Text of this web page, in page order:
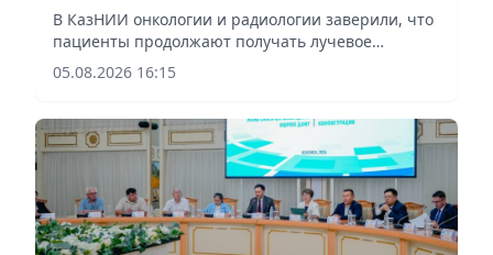
В КазНИИ онкологии и радиологии заверили, что
пациенты продолжают получать лучевое
лечение в полном объеме, – сообщает
корреспондент vapress.kz
05.08.2026 16:15